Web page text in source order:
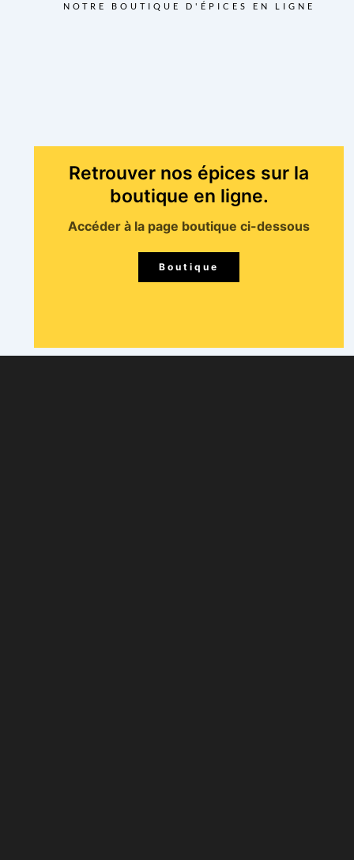
NOTRE BOUTIQUE D'ÉPICES EN LIGNE
Retrouver nos épices sur la
boutique en ligne.
Accéder à la page boutique ci-dessous
Boutique